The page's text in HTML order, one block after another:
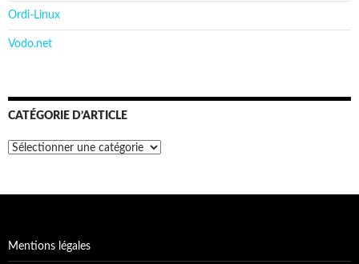
Ordi-Linux
Vodo.net
CATÉGORIE D’ARTICLE
Catégorie
Mentions légales